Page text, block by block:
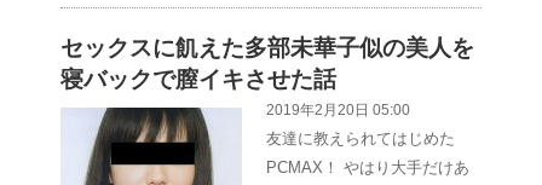
セックスに飢えた多部未華子似の美人を
寝バックで膣イキさせた話
2019年2月20日 05:00
友達に教えられてはじめた
PCMAX！ やはり大手だけあ